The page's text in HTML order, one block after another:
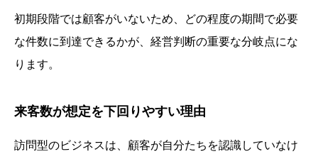
初期段階では顧客がいないため、どの程度の期間で必要
な件数に到達できるかが、経営判断の重要な分岐点にな
ります。
来客数が想定を下回りやすい理由
訪問型のビジネスは、顧客が自分たちを認識していなけ